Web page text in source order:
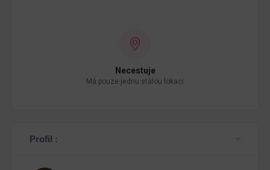
Necestuje
Má pouze jednu stálou lokaci
Profil :